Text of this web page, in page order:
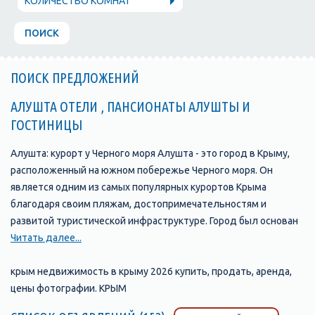
ПОИСК
ПОИСК ПРЕДЛОЖЕНИЙ
АЛУШТА ОТЕЛИ , ПАНСИОНАТЫ АЛУШТЫ И
ГОСТИНИЦЫ
Алушта: курорт у Черного моря Алушта - это город в Крыму,
расположенный на южном побережье Черного моря. Он
является одним из самых популярных курортов Крыма
благодаря своим пляжам, достопримечательностям и
развитой туристической инфраструктуре. Город был основан
в 1837 году и с тех пор стал одним из главных туристических
пансионатов, санаториев и гостевых домов, которые
предлагают своим гостям комфортабельные номера и
широкий выбор услуг. Одной из главных
Читать далее...
крым недвижимость в крыму 2026 купить, продать, аренда,
цены фотографии. КРЫМ